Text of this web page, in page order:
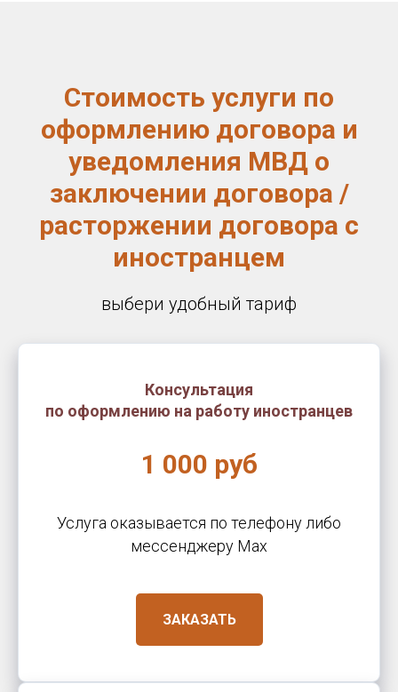
Стоимость услуги по
оформлению договора и
уведомления МВД о
заключении договора /
расторжении договора с
иностранцем
выбери удобный тариф
Консультация
по оформлению на работу иностранцев
1 000 руб
Услуга оказывается по телефону либо
месcенджеру Max
ЗАКАЗАТЬ